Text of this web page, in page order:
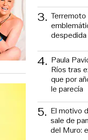
3. Terremoto
4. Paula
Ríos tras
que por
le parecía
5. El motivo
sale de
del Muro: